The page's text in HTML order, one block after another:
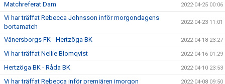
Matchreferat Dam 2022-04-25 00:06
Vi har träffat Rebecca Johnsson inför morgondagens
bortamatch
2022-04-23 11:01
Vänersborgs FK - Hertzöga BK 2022-04-18 23:27
Vi har träffat Nellie Blomqvist 2022-04-16 01:29
Hertzöga BK - Råda BK 2022-04-10 23:53
Vi har träffat Rebecca inför premiären imorgon 2022-04-08 09:50